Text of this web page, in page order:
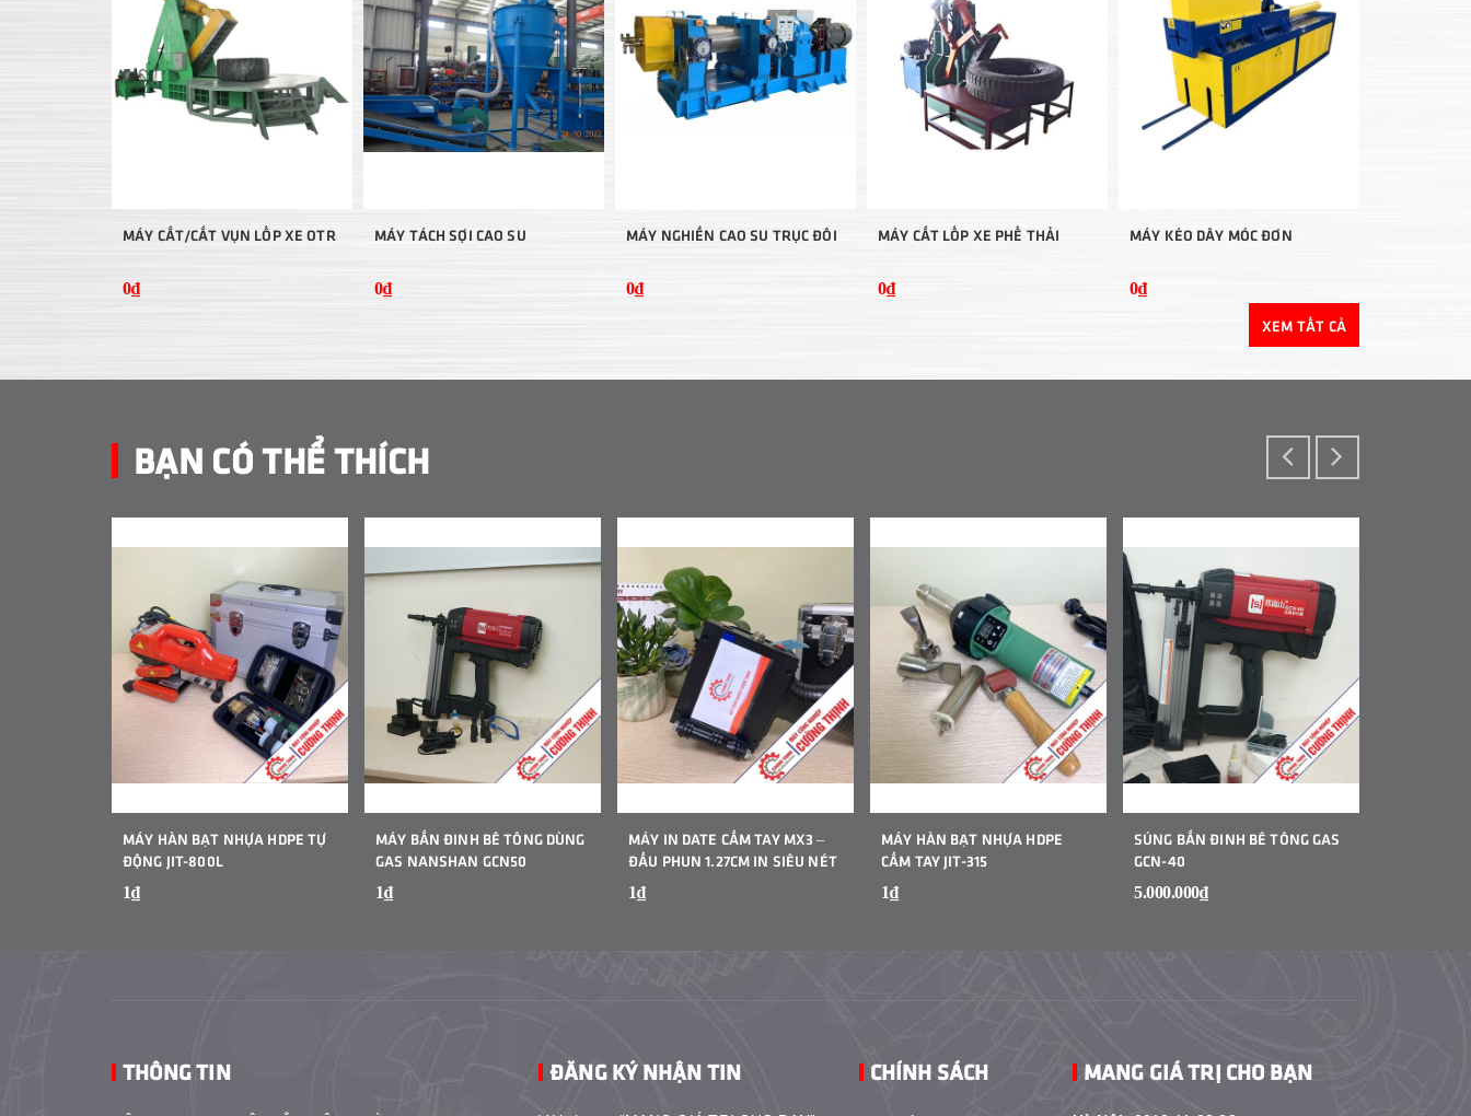
MÁY CẮT/CẮT VỤN LỐP XE OTR
0₫
MÁY TÁCH SỢI CAO SU
0₫
MÁY NGHIỀN CAO SU TRỤC ĐÔI
0₫
MÁY CẮT LỐP XE PHẾ THẢI
0₫
MÁY KÉO DÂY MÓC ĐƠN
0₫
XEM TẤT CẢ
BẠN CÓ THỂ THÍCH
MÁY HÀN BẠT NHỰA HDPE TỰ
ĐỘNG JIT-800L
1₫
MÁY BẮN ĐINH BÊ TÔNG DÙNG
GAS NANSHAN GCN50
1₫
MÁY IN DATE CẦM TAY MX3 –
ĐẦU PHUN 1.27CM IN SIÊU NÉT
1₫
MÁY HÀN BẠT NHỰA HDPE
CẦM TAY JIT-315
1₫
SÚNG BẮN ĐINH BÊ TÔNG GAS
GCN-40
5.000.000₫
THÔNG TIN ĐĂNG KÝ NHẬN TIN CHÍNH SÁCH MANG GIÁ TRỊ CHO BẠN